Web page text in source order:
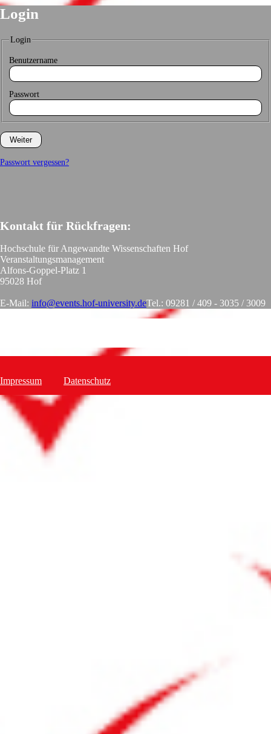
Login
Login
Benutzername
Passwort
Passwort vergessen?
Kontakt für Rückfragen:
Hochschule für Angewandte Wissenschaften Hof
Veranstaltungsmanagement
Alfons-Goppel-Platz 1
95028 Hof
E-Mail: info@events.hof-university.deTel.: 09281 / 409 - 3035 / 3009
Impressum Datenschutz